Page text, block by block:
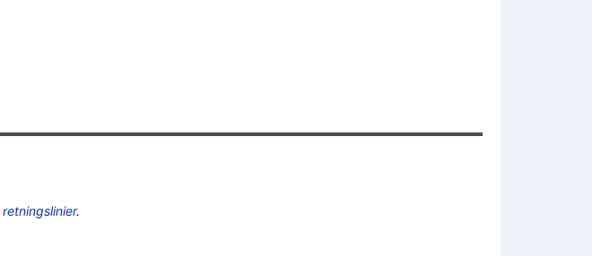
retningslinier.